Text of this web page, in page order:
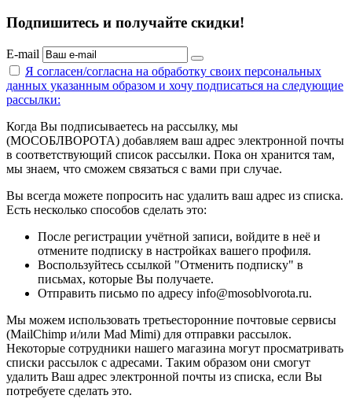
Подпишитесь и получайте скидки!
E-mail
Я согласен/согласна на обработку своих персональных
данных указанным образом и хочу подписаться на следующие
рассылки:
Когда Вы подписываетесь на рассылку, мы
(МОСОБЛВОРОТА) добавляем ваш адрес электронной почты
в соответствующий список рассылки. Пока он хранится там,
мы знаем, что сможем связаться с вами при случае.
Вы всегда можете попросить нас удалить ваш адрес из списка.
Есть несколько способов сделать это:
После регистрации учётной записи, войдите в неё и
отмените подписку в настройках вашего профиля.
Воспользуйтесь ссылкой "Отменить подписку" в
письмах, которые Вы получаете.
Отправить письмо по адресу info@mosoblvorota.ru.
Мы можем использовать третьесторонние почтовые сервисы
(MailChimp и/или Mad Mimi) для отправки рассылок.
Некоторые сотрудники нашего магазина могут просматривать
списки рассылок с адресами. Таким образом они смогут
удалить Ваш адрес электронной почты из списка, если Вы
потребуете сделать это.